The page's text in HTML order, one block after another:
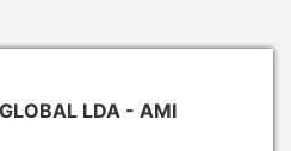
LDA - AMI